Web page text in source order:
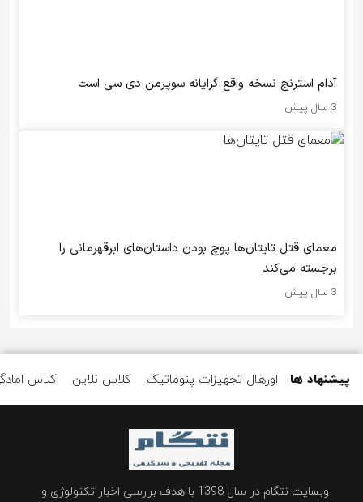
آدام استرنج نسخه واقع گرایانه سوپرمن دی سی است
3 سال پیش
معمای قتل تایتان‌ها پوچ بودن داستان‌های ابرقهرمانی را
برجسته می‌کند
3 سال پیش
پیشنهاد ها کلاس کلاس نلاین اورهال تجهیزات پنوماتیک
وبسایت نتگام در سال 1398 با هدف بررسی اخبار تکنولوژی و